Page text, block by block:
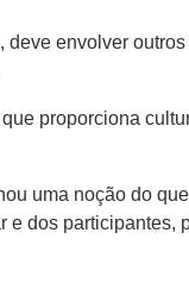
envolver
proporciona
uma noção do
dos participantes,